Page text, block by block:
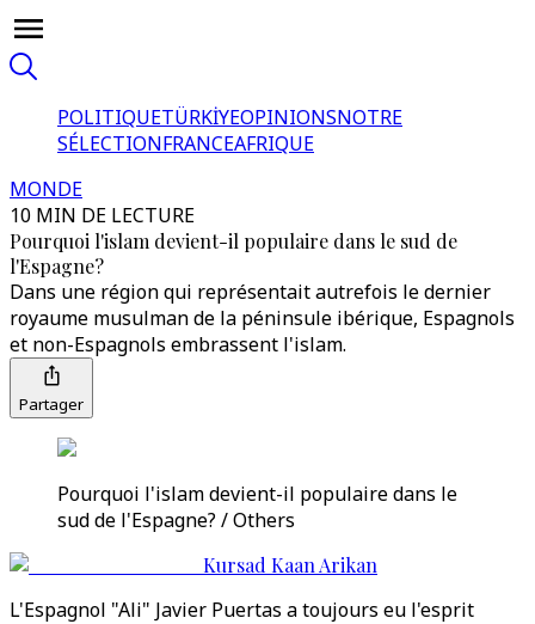
POLITIQUETÜRKİYEOPINIONSNOTRE
SÉLECTIONFRANCEAFRIQUE
MONDE
10 MIN DE LECTURE
Pourquoi l'islam devient-il populaire dans le sud de
l'Espagne?
Dans une région qui représentait autrefois le dernier
royaume musulman de la péninsule ibérique, Espagnols
et non-Espagnols embrassent l'islam.
Partager
Pourquoi l'islam devient-il populaire dans le
sud de l'Espagne? / Others
Kursad Kaan Arikan
L'Espagnol "Ali" Javier Puertas a toujours eu l'esprit